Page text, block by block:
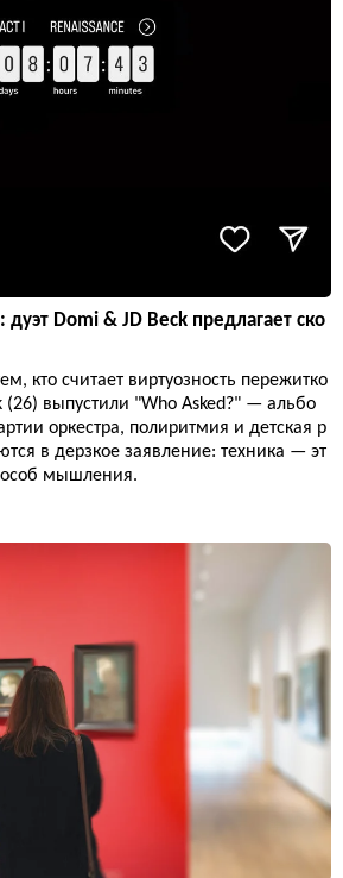
дуэт Domi & JD Beck предлагает ско
кто считает виртуозность пережитко
(26) выпустили "Who Asked?" — альбо
оркестра, полиритмия и детская р
в дерзкое заявление: техника — эт
мышления.